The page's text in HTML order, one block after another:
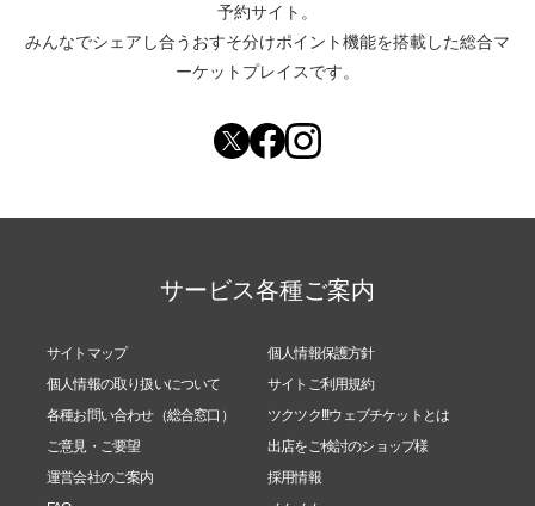
予約サイト。
みんなでシェアし合う おすそ分けポイント機能を搭載した総合マ
ーケットプレイスです。
サービス各種ご案内
サイトマップ
個人情報保護方針
個人情報の取り扱いについて
サイトご利用規約
各種お問い合わせ（総合窓口）
ツクツク!!!ウェブチケットとは
ご意見・ご要望
出店をご検討のショップ様
運営会社のご案内
採用情報